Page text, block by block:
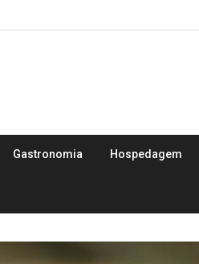
Gastronomia Hospedagem